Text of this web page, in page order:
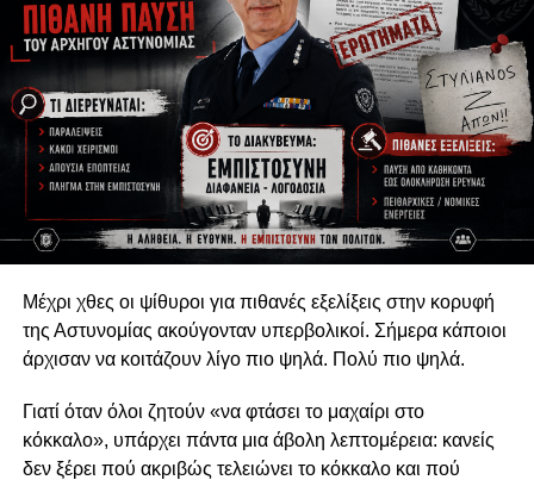
Μέχρι χθες οι ψίθυροι για πιθανές εξελίξεις στην κορυφή
της Αστυνομίας ακούγονταν υπερβολικοί. Σήμερα κάποιοι
άρχισαν να κοιτάζουν λίγο πιο ψηλά. Πολύ πιο ψηλά.
Γιατί όταν όλοι ζητούν «να φτάσει το μαχαίρι στο
κόκκαλο», υπάρχει πάντα μια άβολη λεπτομέρεια: κανείς
δεν ξέρει πού ακριβώς τελειώνει το κόκκαλο και πού